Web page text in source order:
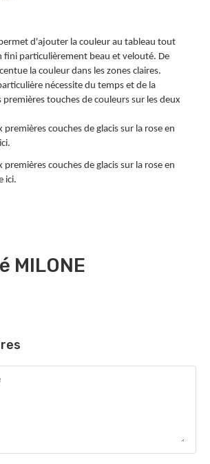
d'ajouter la couleur au tableau tout
fini particulièrement beau et velouté. De
la couleur dans les zones claires.
nécessite du temps et de la
premières touches de couleurs sur les deux
premières couches de glacis sur la rose en
premières couches de glacis sur la rose en
ici.
MILONE